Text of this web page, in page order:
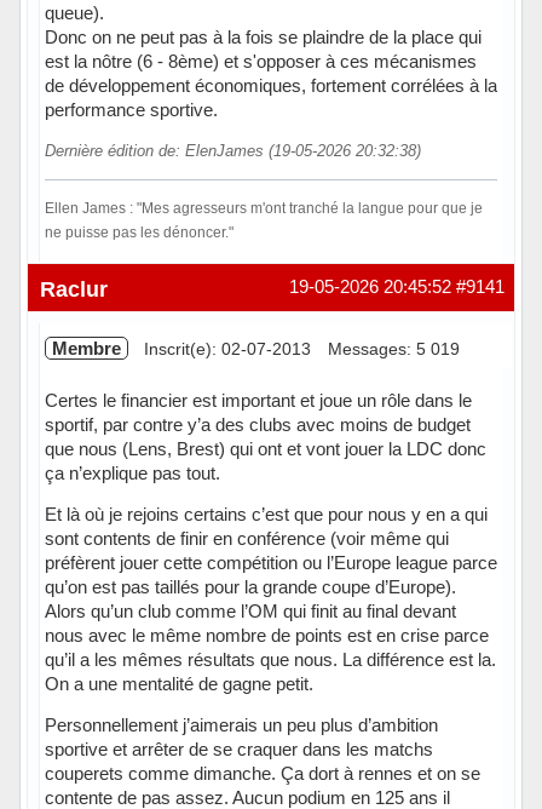
queue).
Donc on ne peut pas à la fois se plaindre de la place qui
est la nôtre (6 - 8ème) et s'opposer à ces mécanismes
de développement économiques, fortement corrélées à la
performance sportive.
Dernière édition de: ElenJames (19-05-2026 20:32:38)
Ellen James : "Mes agresseurs m'ont tranché la langue pour que je
ne puisse pas les dénoncer."
Hors ligne #9141
19-05-2026 20:45:52
Raclur
Membre Inscrit(e): 02-07-2013 Messages: 5 019
Certes le financier est important et joue un rôle dans le
sportif, par contre y’a des clubs avec moins de budget
que nous (Lens, Brest) qui ont et vont jouer la LDC donc
ça n’explique pas tout.
Et là où je rejoins certains c’est que pour nous y en a qui
sont contents de finir en conférence (voir même qui
préfèrent jouer cette compétition ou l’Europe league parce
qu’on est pas taillés pour la grande coupe d’Europe).
Alors qu’un club comme l’OM qui finit au final devant
nous avec le même nombre de points est en crise parce
qu’il a les mêmes résultats que nous. La différence est la.
On a une mentalité de gagne petit.
Personnellement j’aimerais un peu plus d’ambition
sportive et arrêter de se craquer dans les matchs
couperets comme dimanche. Ça dort à rennes et on se
contente de pas assez. Aucun podium en 125 ans il